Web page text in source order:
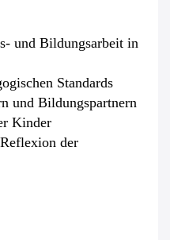
und Bildungsarbeit in
Standards
und Bildungspartnern
Kinder
der